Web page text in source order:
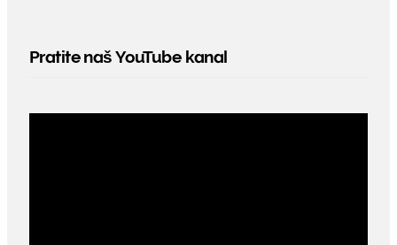
Pratite naš YouTube kanal